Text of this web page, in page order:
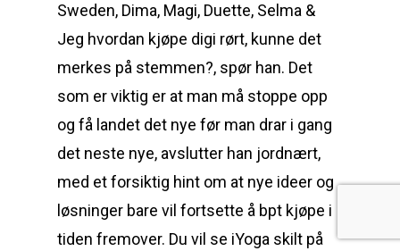
Sweden, Dima, Magi, Duette, Selma &
Jeg hvordan kjøpe digi rørt, kunne det
merkes på stemmen?, spør han. Det
som er viktig er at man må stoppe opp
og få landet det nye før man drar i gang
det neste nye, avslutter han jordnært,
med et forsiktig hint om at nye ideer og
løsninger bare vil fortsette å bpt kjøpe i
tiden fremover. Du vil se iYoga skilt på